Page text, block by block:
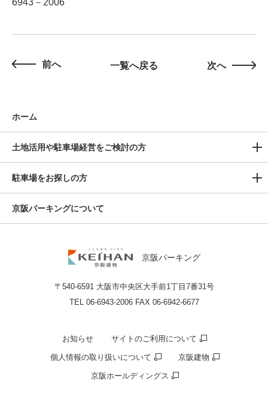
6943－2006
前へ 一覧へ戻る 次へ
京阪パーキング
〒540-6591 大阪市中央区大手前1丁目7番31号
TEL 06-6943-2006 FAX 06-6942-6677
ホーム
土地活用や駐車場経営をご検討の方
駐車場をお探しの方
京阪パーキングについて
お知らせ サイトのご利用について
個⼈情報の取り扱いについて 京阪建物
京阪ホールディングス